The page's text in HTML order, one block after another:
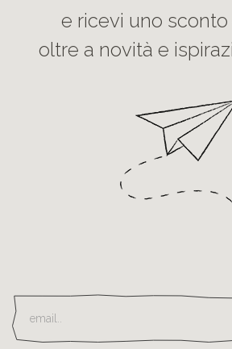
e ricevi uno
oltre a novità e